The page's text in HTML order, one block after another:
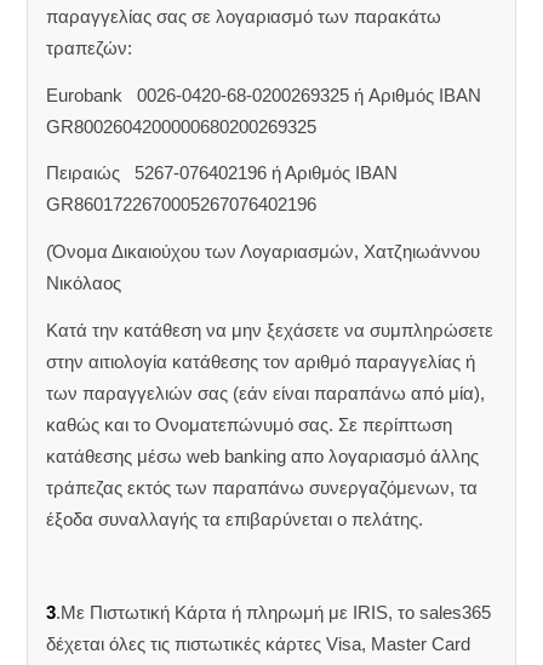
παραγγελίας σας σε λογαριασμό των παρακάτω
τραπεζών:
Eurobank 0026-0420-68-0200269325 ή Aριθμός IBAN
GR8002604200000680200269325
Πειραιώς 5267-076402196 ή Αριθμός IBAN
GR8601722670005267076402196
(Όνομα Δικαιούχου των Λογαριασμών, Χατζηιωάννου
Νικόλαος
Κατά την κατάθεση να μην ξεχάσετε να συμπληρώσετε
στην αιτιολογία κατάθεσης τον αριθμό παραγγελίας ή
των παραγγελιών σας (εάν είναι παραπάνω από μία),
καθώς και το Ονοματεπώνυμό σας. Σε περίπτωση
κατάθεσης μέσω web banking απο λογαριασμό άλλης
τράπεζας εκτός των παραπάνω συνεργαζόμενων, τα
έξοδα συναλλαγής τα επιβαρύνεται ο πελάτης.
3.Με Πιστωτική Κάρτα ή πληρωμή με IRIS, το sales365
δέχεται όλες τις πιστωτικές κάρτες Visa, Master Card